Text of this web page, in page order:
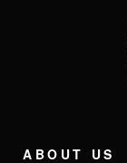
ABOUT US